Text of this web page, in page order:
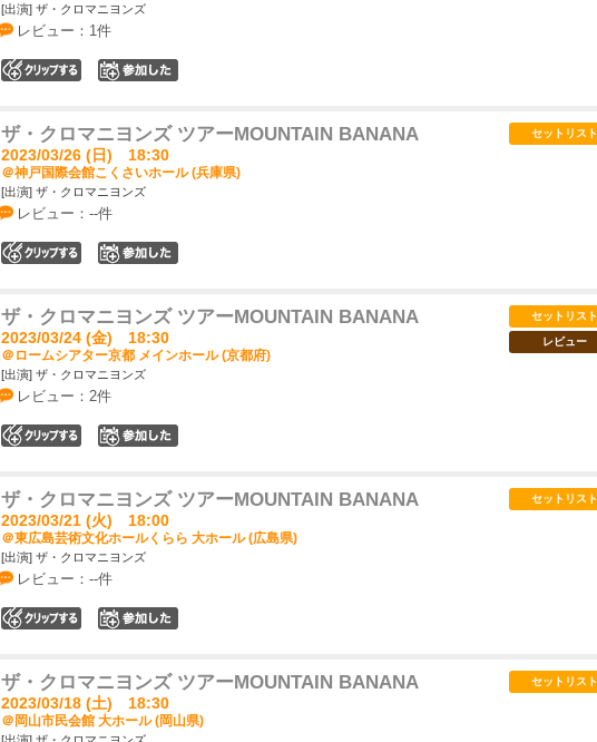
[出演] ザ・クロマニヨンズ
レビュー：1件
ザ・クロマニヨンズ ツアーMOUNTAIN BANANA
2023/03/26 (日) 18:30
＠神戸国際会館こくさいホール (兵庫県)
[出演] ザ・クロマニヨンズ
レビュー：--件
セットリスト
ザ・クロマニヨンズ ツアーMOUNTAIN BANANA
2023/03/24 (金) 18:30
＠ロームシアター京都 メインホール (京都府)
[出演] ザ・クロマニヨンズ
レビュー：2件
セットリスト
レビュー
ザ・クロマニヨンズ ツアーMOUNTAIN BANANA
2023/03/21 (火) 18:00
＠東広島芸術文化ホールくらら 大ホール (広島県)
[出演] ザ・クロマニヨンズ
レビュー：--件
セットリスト
ザ・クロマニヨンズ ツアーMOUNTAIN BANANA
2023/03/18 (土) 18:30
＠岡山市民会館 大ホール (岡山県)
[出演] ザ・クロマニヨンズ
セットリスト